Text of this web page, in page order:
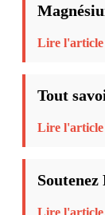
Lire l'article
Tout
Lire l'article
Lire l'article